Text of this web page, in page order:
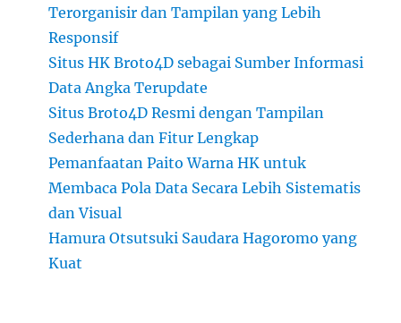
Terorganisir dan Tampilan yang Lebih
Responsif
Situs HK Broto4D sebagai Sumber Informasi
Data Angka Terupdate
Situs Broto4D Resmi dengan Tampilan
Sederhana dan Fitur Lengkap
Pemanfaatan Paito Warna HK untuk
Membaca Pola Data Secara Lebih Sistematis
dan Visual
Hamura Otsutsuki Saudara Hagoromo yang
Kuat